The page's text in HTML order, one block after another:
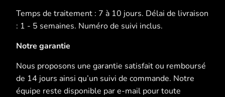
Temps de traitement : 7 à 10 jours. Délai de livraison
: 1 - 5 semaines. Numéro de suivi inclus.
Notre garantie
Nous proposons une garantie satisfait ou remboursé
de 14 jours ainsi qu’un suivi de commande. Notre
équipe reste disponible par e-mail pour toute